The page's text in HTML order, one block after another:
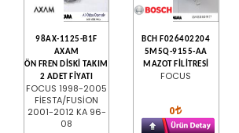
98AX-1125-B1F
AXAM
ÖN FREN DİSKİ TAKIM
2 ADET FİYATI
FOCUS 1998-2005
FİESTA/FUSİON
2001-2012 KA 96-
08
BCH F026402204
5M5Q-9155-AA
MAZOT FİLİTRESİ
FOCUS
0